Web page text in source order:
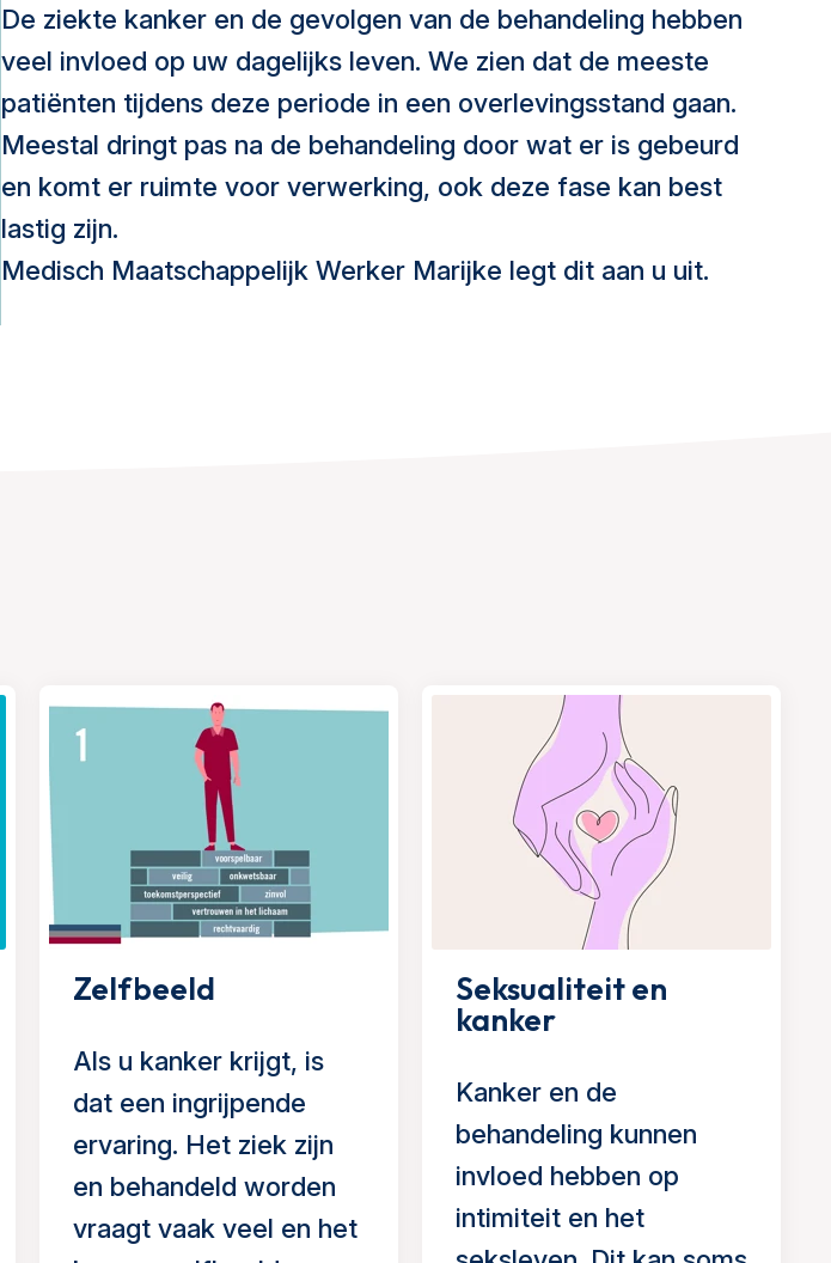
De ziekte kanker en de gevolgen van de behandeling hebben
veel invloed op uw dagelijks leven. We zien dat de meeste
patiënten tijdens deze periode in een overlevingsstand gaan.
Meestal dringt pas na de behandeling door wat er is gebeurd
en komt er ruimte voor verwerking, ook deze fase kan best
lastig zijn.
Medisch Maatschappelijk Werker Marijke legt dit aan u uit.
Zelfbeeld
Als u kanker krijgt, is
dat een ingrijpende
ervaring. Het ziek zijn
en behandeld worden
vraagt vaak veel en het
Seksualiteit en
kanker
Kanker en de
behandeling kunnen
invloed hebben op
intimiteit en het